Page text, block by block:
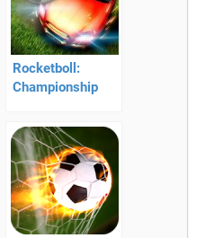
Rocketboll:
Championship
скорости и
футбола